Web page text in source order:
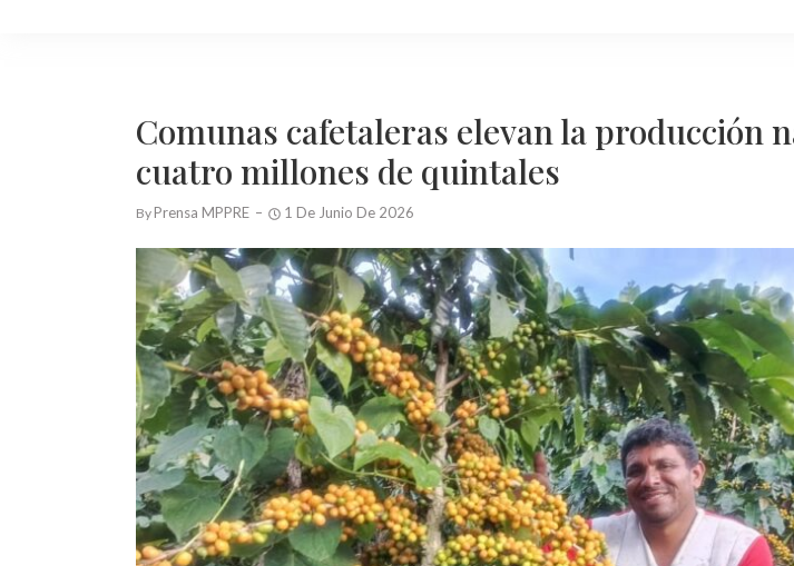
Comunas cafetaleras elevan la producción
cuatro millones de quintales
By Prensa MPPRE 1 De Junio De 2026